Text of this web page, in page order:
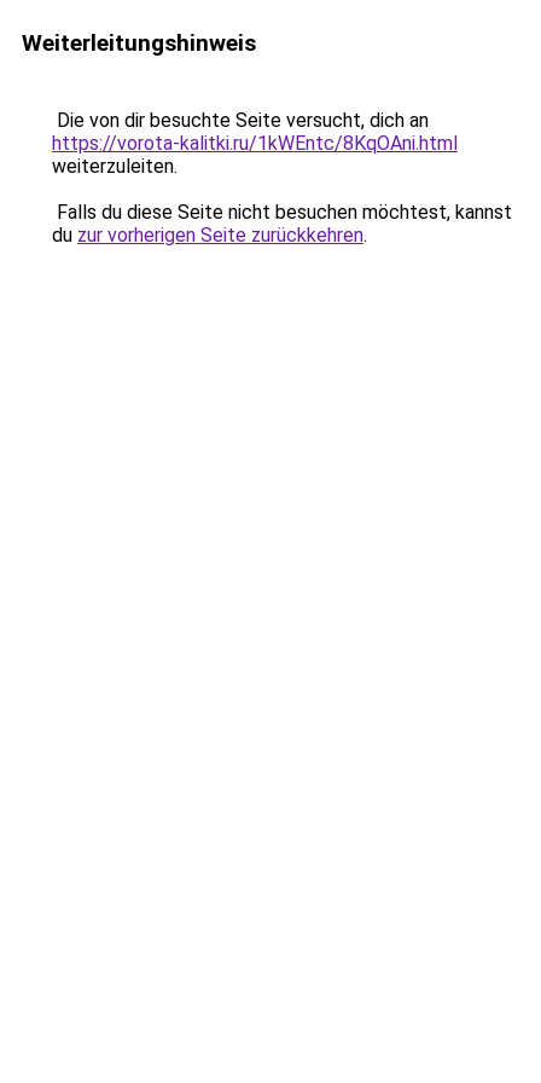
Weiterleitungshinweis
Die von dir besuchte Seite versucht, dich an
https://vorota-kalitki.ru/1kWEntc/8KqOAni.html
weiterzuleiten.
Falls du diese Seite nicht besuchen möchtest, kannst
du zur vorherigen Seite zurückkehren.